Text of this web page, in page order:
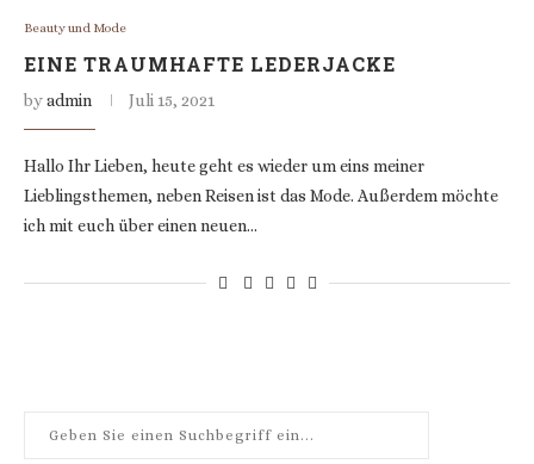
Beauty und Mode
EINE TRAUMHAFTE LEDERJACKE
byadmin Juli 15, 2021
Hallo Ihr Lieben, heute geht es wieder um eins meiner
Lieblingsthemen, neben Reisen ist das Mode. Außerdem möchte
ich mit euch über einen neuen…